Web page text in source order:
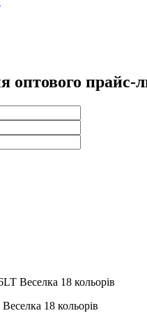
оптового прайс-
Веселка 18 кольорів